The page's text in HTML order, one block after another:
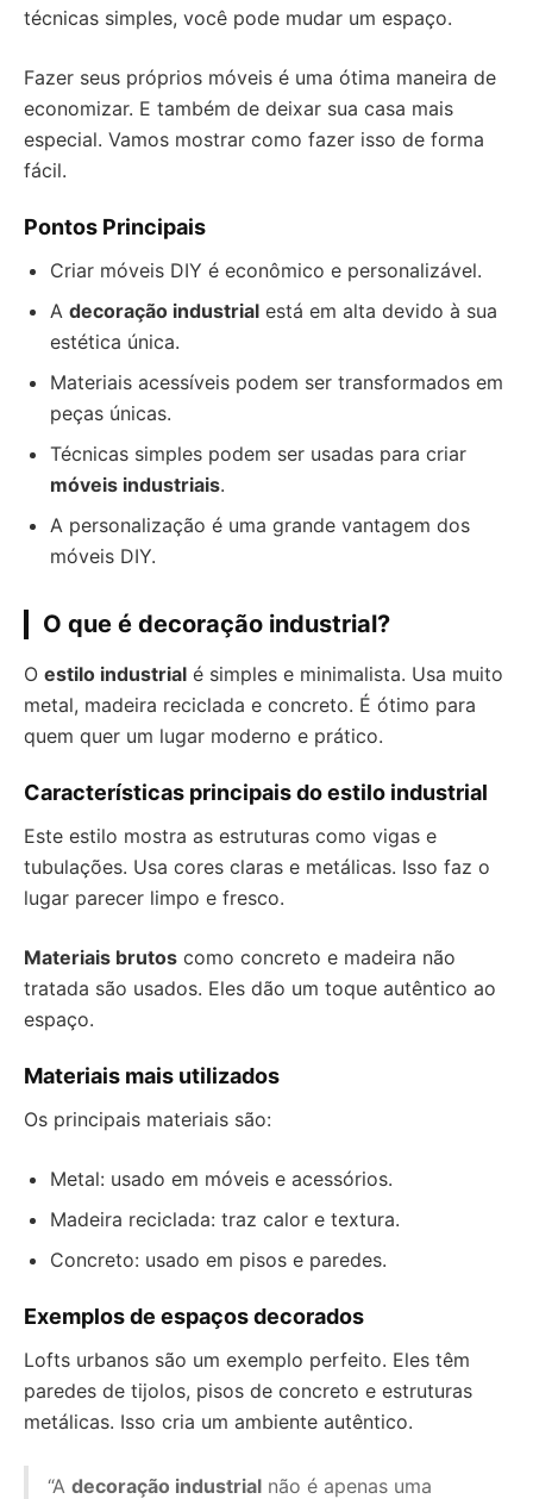
técnicas simples, você pode mudar um espaço.
Fazer seus próprios móveis é uma ótima maneira de
economizar. E também de deixar sua casa mais
especial. Vamos mostrar como fazer isso de forma
fácil.
Pontos Principais
Criar móveis DIY é econômico e personalizável.
A decoração industrial está em alta devido à sua
estética única.
Materiais acessíveis podem ser transformados em
peças únicas.
Técnicas simples podem ser usadas para criar
móveis industriais.
A personalização é uma grande vantagem dos
móveis DIY.
O que é decoração industrial?
O estilo industrial é simples e minimalista. Usa muito
metal, madeira reciclada e concreto. É ótimo para
quem quer um lugar moderno e prático.
Características principais do estilo industrial
Este estilo mostra as estruturas como vigas e
tubulações. Usa cores claras e metálicas. Isso faz o
lugar parecer limpo e fresco.
Materiais brutos como concreto e madeira não
tratada são usados. Eles dão um toque autêntico ao
espaço.
Materiais mais utilizados
Os principais materiais são:
Metal: usado em móveis e acessórios.
Madeira reciclada: traz calor e textura.
Concreto: usado em pisos e paredes.
Exemplos de espaços decorados
Lofts urbanos são um exemplo perfeito. Eles têm
paredes de tijolos, pisos de concreto e estruturas
metálicas. Isso cria um ambiente autêntico.
“A decoração industrial não é apenas uma